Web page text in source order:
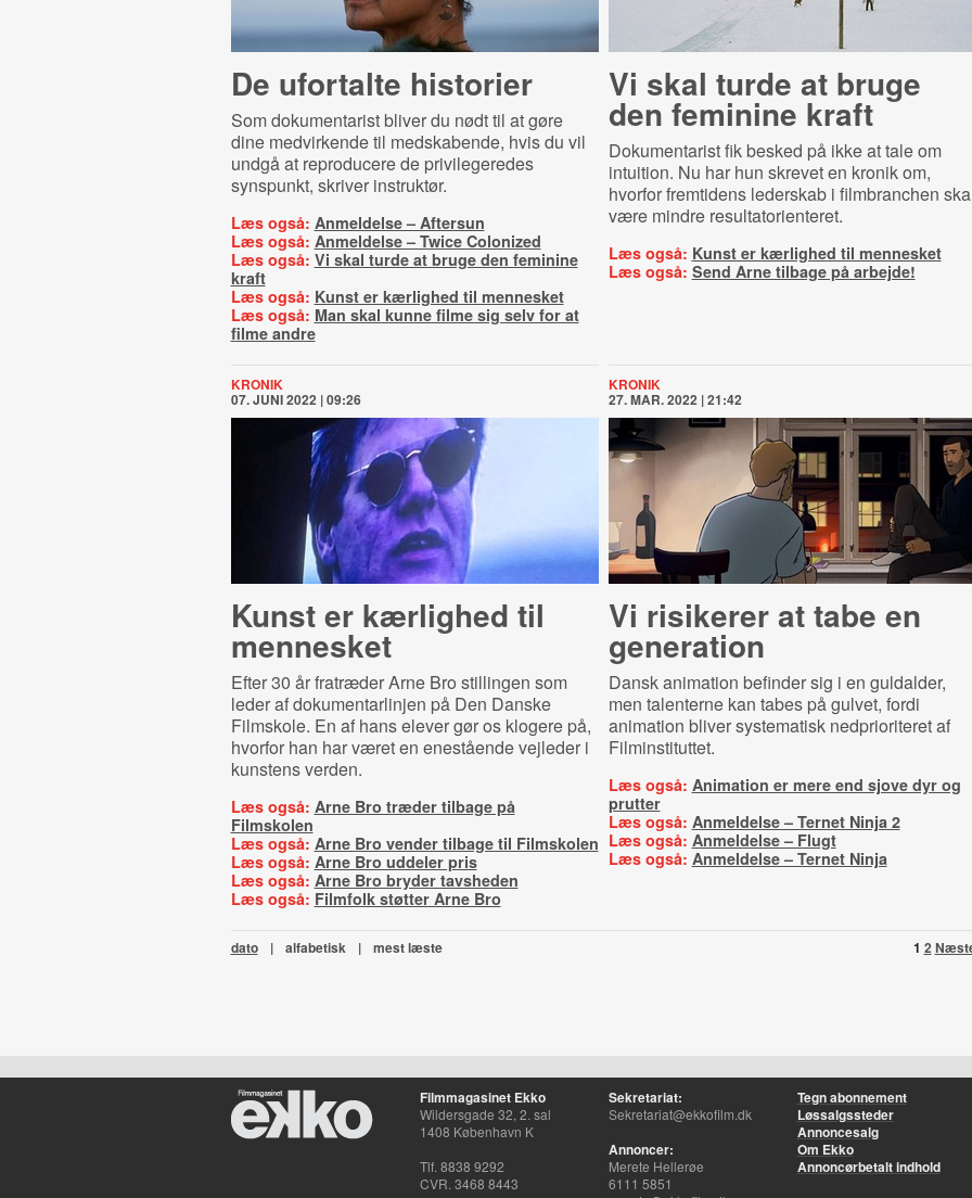
De ufortalte historier
Som dokumentarist bliver du nødt til at gøre
dine medvirkende til medskabende, hvis du vil
undgå at reproducere de privilegeredes
synspunkt, skriver instruktør.
Læs også: Anmeldelse – Aftersun
Læs også: Anmeldelse – Twice Colonized
Læs også: Vi skal turde at bruge den feminine
kraft
Læs også: Kunst er kærlighed til mennesket
Læs også: Man skal kunne filme sig selv for at
filme andre
Vi skal turde at bruge
den feminine kraft
Dokumentarist fik besked på ikke at tale om
intuition. Nu har hun skrevet en kronik om,
hvorfor fremtidens lederskab i filmbranchen
være mindre resultatorienteret.
Læs også: Kunst er kærlighed til mennesket
Læs også: Send Arne tilbage på arbejde!
KRONIK
07. JUNI 2022 | 09:26
Kunst er kærlighed til
mennesket
Efter 30 år fratræder Arne Bro stillingen som
leder af dokumentarlinjen på Den Danske
Filmskole. En af hans elever gør os klogere på,
hvorfor han har været en enestående vejleder i
kunstens verden.
Læs også: Arne Bro træder tilbage på
Filmskolen
Læs også: Arne Bro vender tilbage til Filmskolen
Læs også: Arne Bro uddeler pris
Læs også: Arne Bro bryder tavsheden
Læs også: Filmfolk støtter Arne Bro
KRONIK
27. MAR. 2022 | 21:42
Vi risikerer at tabe en
generation
Dansk animation befinder sig i en guldalder,
men talenterne kan tabes på gulvet, fordi
animation bliver systematisk nedprioriteret af
Filminstituttet.
Læs også: Animation er mere end sjove dyr og
prutter
Læs også: Anmeldelse – Ternet Ninja 2
Læs også: Anmeldelse – Flugt
Læs også: Anmeldelse – Ternet Ninja
1 2
dato | alfabetisk | mest læste
Filmmagasinet Ekko
Wildersgade 32, 2. sal
1408 København K
Tlf. 8838 9292
CVR. 3468 8443
Sekretariat:
Sekretariat@ekkofilm.dk
Annoncer:
Merete Hellerøe
6111 5851
Tegn abonnement
Løssalgssteder
Annoncesalg
Om Ekko
Annoncørbetalt indhold